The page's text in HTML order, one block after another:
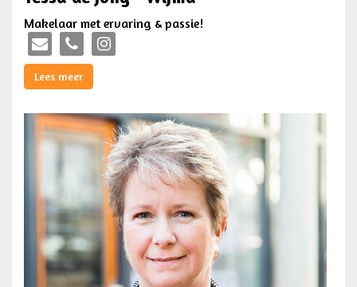
Makelaar met ervaring & passie!
Lees meer